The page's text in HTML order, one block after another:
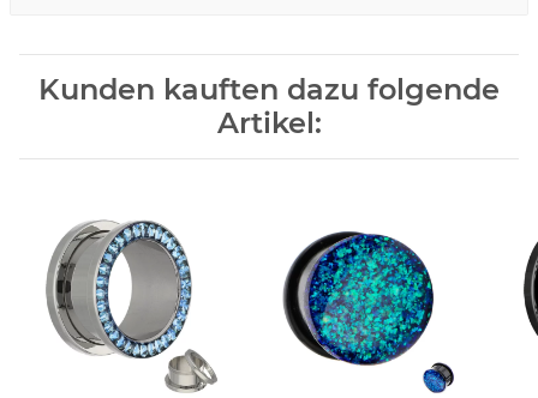
Kunden kauften dazu folgende
Artikel: